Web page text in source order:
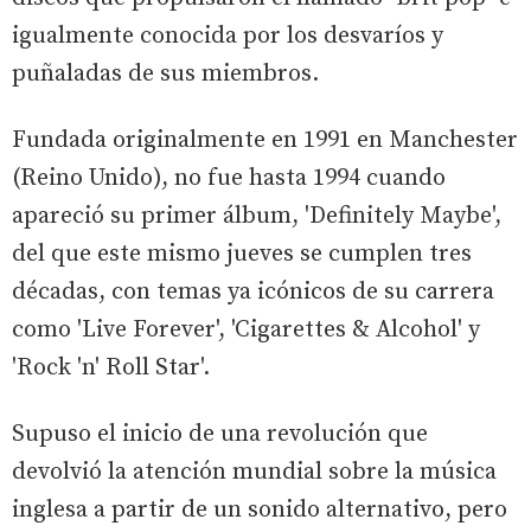
igualmente conocida por los desvaríos y
puñaladas de sus miembros.
Fundada originalmente en 1991 en Manchester
(Reino Unido), no fue hasta 1994 cuando
apareció su primer álbum, 'Definitely Maybe',
del que este mismo jueves se cumplen tres
décadas, con temas ya icónicos de su carrera
como 'Live Forever', 'Cigarettes & Alcohol' y
'Rock 'n' Roll Star'.
Supuso el inicio de una revolución que
devolvió la atención mundial sobre la música
inglesa a partir de un sonido alternativo, pero